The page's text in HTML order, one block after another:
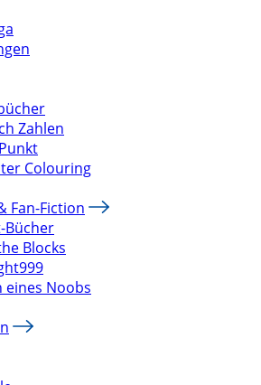
Zahlen
Colouring
Fan-Fiction
Bücher
Blocks
eines Noobs